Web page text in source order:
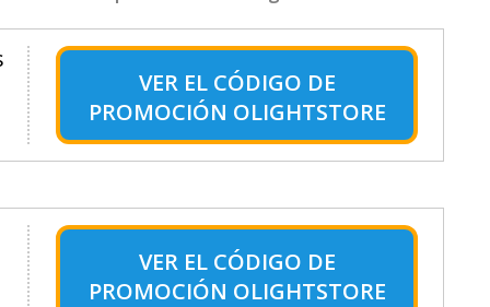
VER EL CÓDIGO DE
PROMOCIÓN OLIGHTSTORE
VER EL CÓDIGO DE
PROMOCIÓN OLIGHTSTORE